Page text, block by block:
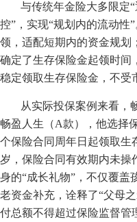
与传统年金险大多限定
控”，实现“规划内的流动性
领，适配短期内的资金规划
确定了生存保险金起领时间
稳定领取生存保险金，不受
从实际投保案例来看，
畅盈人生（A款），他选择
个保险合同周年日起领取生
岁，保险合同有效期内未操
身的“成长礼物”，不仅覆
老资金补充，诠释了“父母
付总额不得超过保险监督管